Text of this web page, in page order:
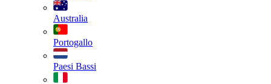
Australia
Portogallo
Paesi Bassi